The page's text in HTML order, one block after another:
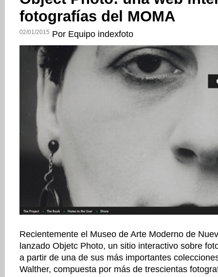
fotografías del MOMA
02/01/2015 Por Equipo indexfoto
Recientemente el Museo de Arte Moderno de
lanzado Objetc Photo, un sitio interactivo sobre
a partir de una de sus más importantes
Walther, compuesta por más de trescientas